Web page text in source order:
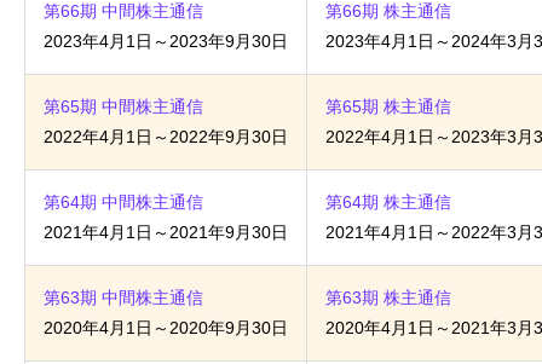
第66期 中間株主通信
2023年4月1日～2023年9月30日
第66期 株主通信
2023年4月1日～2024年3月
第65期 中間株主通信
2022年4月1日～2022年9月30日
第65期 株主通信
2022年4月1日～2023年3月
第64期 中間株主通信
2021年4月1日～2021年9月30日
第64期 株主通信
2021年4月1日～2022年3月
第63期 中間株主通信
2020年4月1日～2020年9月30日
第63期 株主通信
2020年4月1日～2021年3月